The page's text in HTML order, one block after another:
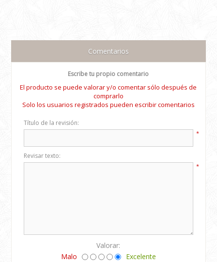
Comentarios
Escribe tu propio comentario
El producto se puede valorar y/o comentar sólo después de
comprarlo
Solo los usuarios registrados pueden escribir comentarios
Título de la revisión:
*
Revisar texto:
*
Valorar:
Malo
Excelente